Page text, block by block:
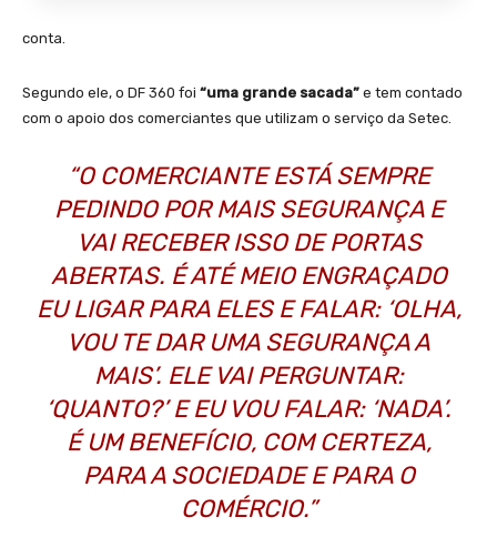
conta.
Segundo ele, o DF 360 foi “uma grande sacada” e tem contado
com o apoio dos comerciantes que utilizam o serviço da Setec.
“O COMERCIANTE ESTÁ SEMPRE
PEDINDO POR MAIS SEGURANÇA E
VAI RECEBER ISSO DE PORTAS
ABERTAS. É ATÉ MEIO ENGRAÇADO
EU LIGAR PARA ELES E FALAR: ‘OLHA,
VOU TE DAR UMA SEGURANÇA A
MAIS’. ELE VAI PERGUNTAR:
‘QUANTO?’ E EU VOU FALAR: ‘NADA’.
É UM BENEFÍCIO, COM CERTEZA,
PARA A SOCIEDADE E PARA O
COMÉRCIO.”